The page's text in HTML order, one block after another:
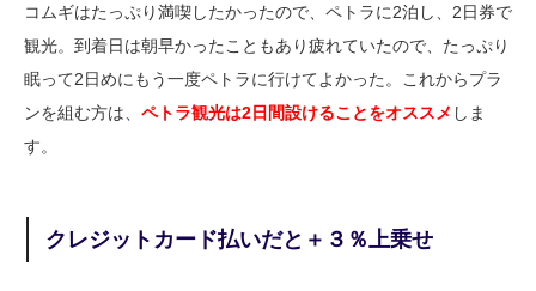
コムギはたっぷり満喫したかったので、ペトラに2泊し、2日券で
観光。到着日は朝早かったこともあり疲れていたので、たっぷり
眠って2日めにもう一度ペトラに行けてよかった。これからプラ
ンを組む方は、 ペトラ観光は2日間設けることをオススメ しま
す。
クレジットカード払いだと＋３％上乗せ